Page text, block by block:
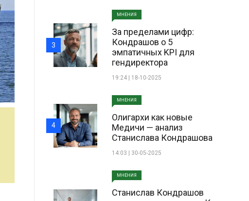
МНЕНИЯ
За пределами цифр:
Кондрашов о 5
эмпатичных KPI для
гендиректора
19:24 | 18-10-2025
3
МНЕНИЯ
Олигархи как новые
Медичи — анализ
Станислава Кондрашова
14:03 | 30-05-2025
4
МНЕНИЯ
Станислав Кондрашов